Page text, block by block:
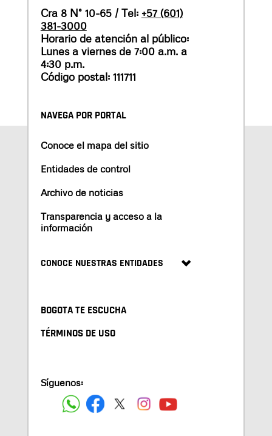
Cra 8 N° 10-65 / Tel: +57 (601)
381-3000
Horario de atención al público:
Lunes a viernes de 7:00 a.m. a
4:30 p.m.
Código postal: 111711
NAVEGA POR PORTAL
Conoce el mapa del sitio
Entidades de control
Archivo de noticias
Transparencia y acceso a la
información
CONOCE NUESTRAS ENTIDADES
BOGOTA TE ESCUCHA
TÉRMINOS DE USO
Síguenos: